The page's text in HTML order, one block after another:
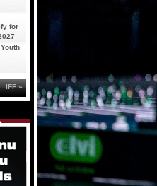
for
IFF »